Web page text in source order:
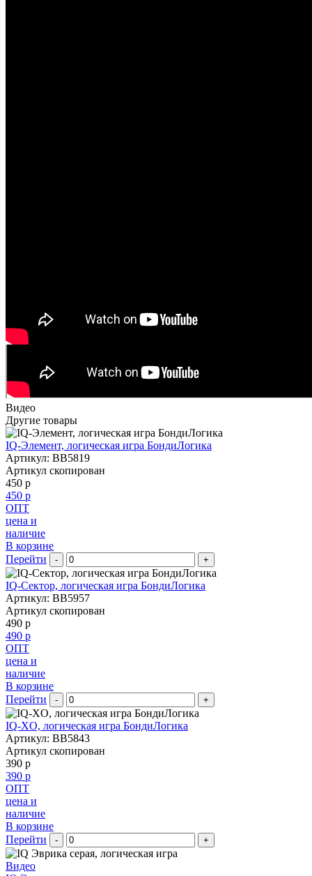
Видео
Другие товары
IQ-Элемент, логическая игра БондиЛогика
Артикул: BB5819
Артикул скопирован
450 р
450 р
ОПТ
цена и
наличие
В корзине
Перейти
- +
IQ-Сектор, логическая игра БондиЛогика
Артикул: BB5957
Артикул скопирован
490 р
490 р
ОПТ
цена и
наличие
В корзине
Перейти
- +
IQ-XO, логическая игра БондиЛогика
Артикул: BB5843
Артикул скопирован
390 р
390 р
ОПТ
цена и
наличие
В корзине
Перейти
- +
Видео